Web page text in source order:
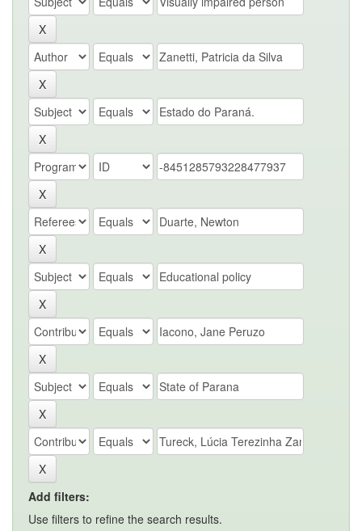
Add filters:
Use filters to refine the search results.